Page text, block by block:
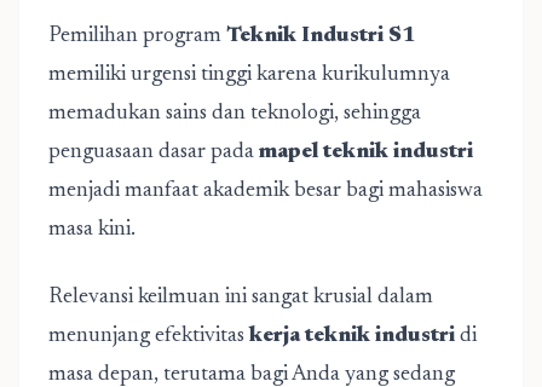
Pemilihan program Teknik Industri S1
memiliki urgensi tinggi karena kurikulumnya
memadukan sains dan teknologi, sehingga
penguasaan dasar pada mapel teknik industri
menjadi manfaat akademik besar bagi mahasiswa
masa kini.
Relevansi keilmuan ini sangat krusial dalam
menunjang efektivitas kerja teknik industri di
masa depan, terutama bagi Anda yang sedang